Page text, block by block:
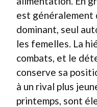
est généralement
dominant, seul
les femelles. La
combats, et le
conserve sa
à un rival plus
printemps, sont